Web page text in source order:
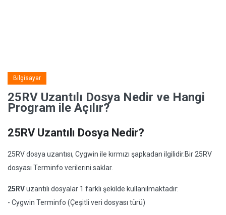
Bilgisayar
25RV Uzantılı Dosya Nedir ve Hangi
Program ile Açılır?
25RV Uzantılı Dosya Nedir?
25RV dosya uzantısı, Cygwin ile kırmızı şapkadan ilgilidir.Bir 25RV
dosyası Terminfo verilerini saklar.
25RVuzantılı dosyalar 1 farklı şekilde kullanılmaktadır:
- Cygwin Terminfo (Çeşitli veri dosyası türü)